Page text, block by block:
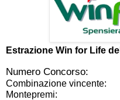
Estrazione Win for Life del
Numero Concorso:
Combinazione vincente:
Montepremi: